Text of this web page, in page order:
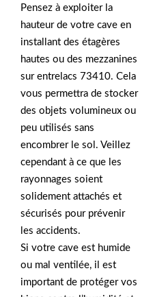
Pensez à exploiter la
hauteur de votre cave en
installant des étagères
hautes ou des mezzanines
sur entrelacs 73410. Cela
vous permettra de stocker
des objets volumineux ou
peu utilisés sans
encombrer le sol. Veillez
cependant à ce que les
rayonnages soient
solidement attachés et
sécurisés pour prévenir
les accidents.
Si votre cave est humide
ou mal ventilée, il est
important de protéger vos